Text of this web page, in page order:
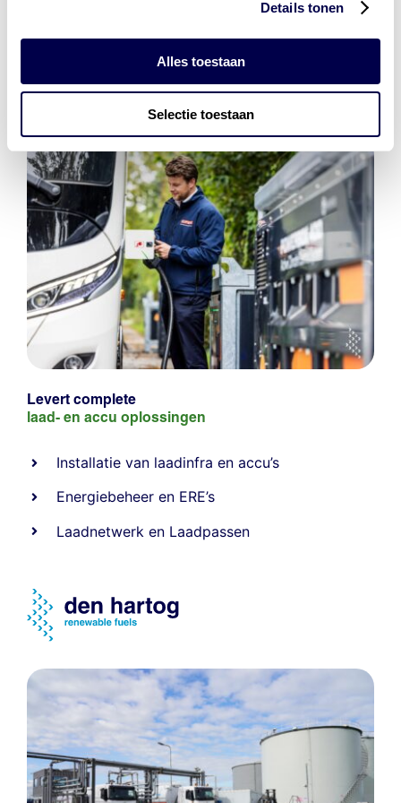
Details tonen
Alles toestaan
Selectie toestaan
vier divisies
Levert complete
laad- en accu oplossingen
Installatie van laadinfra en accu’s
Energiebeheer en ERE’s
Laadnetwerk en Laadpassen